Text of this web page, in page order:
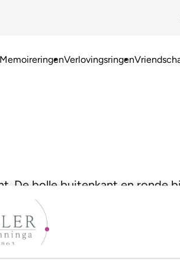
MemoireringenVerlovingsringen
De bolle buitenkant en ronde